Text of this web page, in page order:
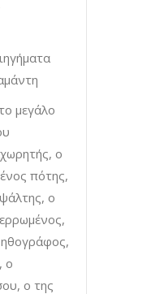
μεγάλο
ο
πότης,
ο
ο
ο της